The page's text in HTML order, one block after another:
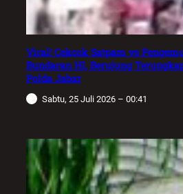
Viral! Cekcok Satpam vs
Bundaran HI, Berujung
Polda Jabar
Sabtu, 25 Juli 2026 – 00:41